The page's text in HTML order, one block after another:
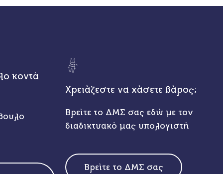
κοντά
Χρειάζεστε να χάσετε βάρος;
Βρείτε το ΔΜΣ σας εδώ με τον
διαδικτυακό μας υπολογιστή
Βρείτε το ΔΜΣ σας